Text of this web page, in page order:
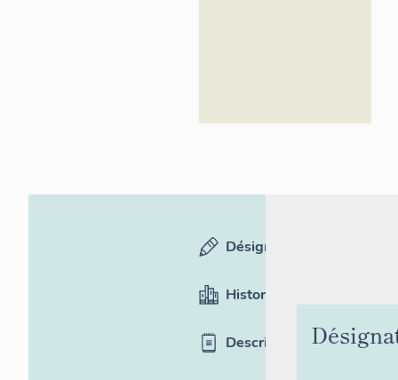
Désignation
Historique
Description